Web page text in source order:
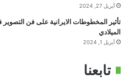
أبريل 27, 2024
الميلادي
أبريل 1, 2024
تابعنا